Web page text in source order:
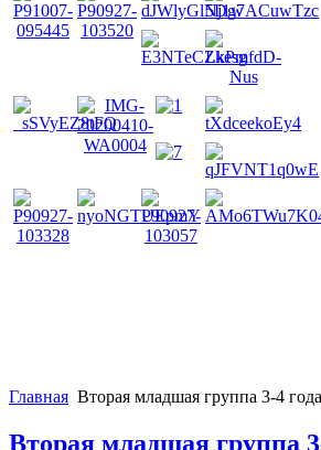
Главная Вторая младшая группа 3-4 года
Вторая младшая группа